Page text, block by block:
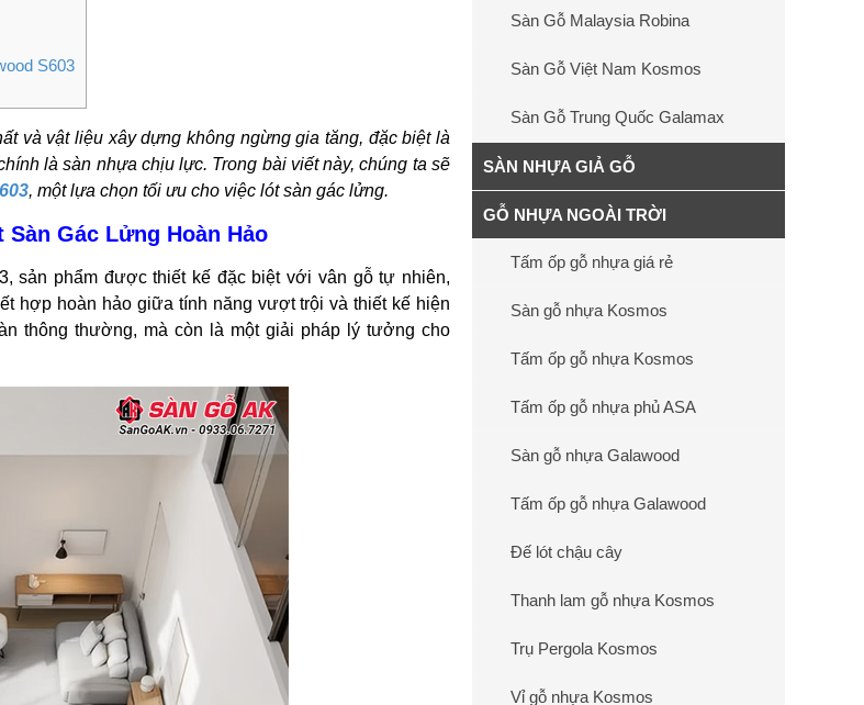
S603
và vật liệu xây dựng không ngừng gia tăng, đặc biệt là
là sàn nhựa chịu lực. Trong bài viết này, chúng ta sẽ
, một lựa chọn tối ưu cho việc lót sàn gác lửng.
Gác Lửng Hoàn Hảo
sản phẩm được thiết kế đặc biệt với vân gỗ tự nhiên,
hợp hoàn hảo giữa tính năng vượt trội và thiết kế hiện
thông thường, mà còn là một giải pháp lý tưởng cho
Sàn Gỗ Malaysia Robina
Sàn Gỗ Việt Nam Kosmos
Sàn Gỗ Trung Quốc Galamax
SÀN NHỰA GIẢ GỖ
GỖ NHỰA NGOÀI TRỜI
Tấm ốp gỗ nhựa giá rẻ
Sàn gỗ nhựa Kosmos
Tấm ốp gỗ nhựa Kosmos
Tấm ốp gỗ nhựa phủ ASA
Sàn gỗ nhựa Galawood
Tấm ốp gỗ nhựa Galawood
Đế lót chậu cây
Thanh lam gỗ nhựa Kosmos
Trụ Pergola Kosmos
Vỉ gỗ nhựa Kosmos